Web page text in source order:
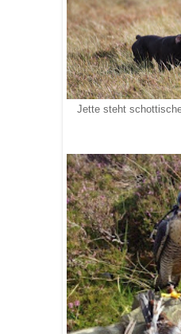
Jette steht